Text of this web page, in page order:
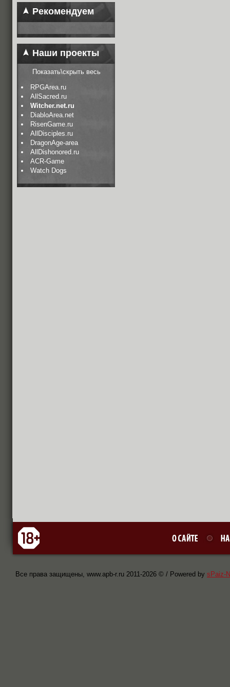
Рекомендуем
Наши проекты
Показать\скрыть весь
RPGArea.ru
AllSacred.ru
Witcher.net.ru
DiabloArea.net
RisenGame.ru
AllDisciples.ru
DragonAge-area
AllDishonored.ru
ACR-Game
Watch Dogs
Все права защищены, www.apb-r.ru 2011-2026 © / Powered by sPaiz-